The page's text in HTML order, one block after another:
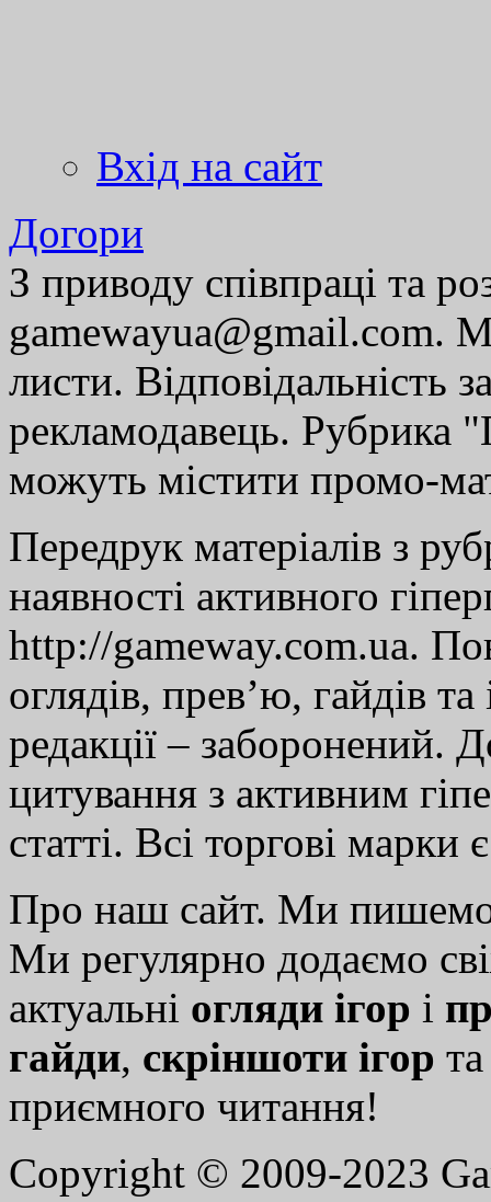
Вхід на сайт
Догори
З приводу співпраці та
gamewayua@gmail.com.
листи. Відповідальність
рекламодавець. Рубрика
можуть містити промо-
Передрук матеріалів з
наявності активного
http://gameway.com.ua.
оглядів, прев’ю, гайдів
редакції – заборонений.
цитування з активним
статті. Всі торгові марки
Про наш сайт. Ми
Ми регулярно додаємо
актуальні огляди ігор і
гайди, скріншоти ігор
приємного читання!
Copyright © 2009-2023